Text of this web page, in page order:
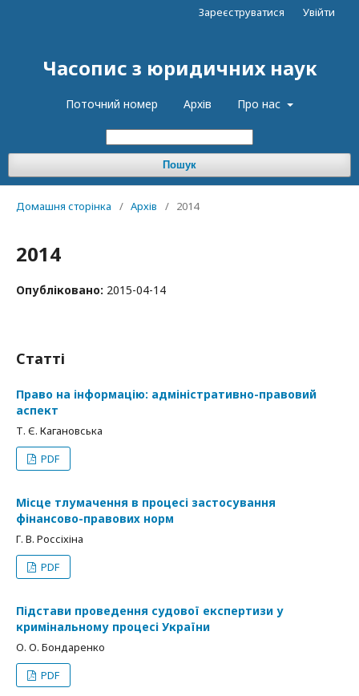
Часопис з юридичних наук
Поточний номер Архів Про нас
Пошук
Зареєструватися Увійти
Домашня сторінка / Архів / 2014
2014
Опубліковано: 2015-04-14
Статті
Право на інформацію: адміністративно-правовий
аспект
Т. Є. Кагановська
PDF
Місце тлумачення в процесі застосування
фінансово-правових норм
Г. В. Россіхіна
PDF
Підстави проведення судової експертизи у
кримінальному процесі України
О. О. Бондаренко
PDF